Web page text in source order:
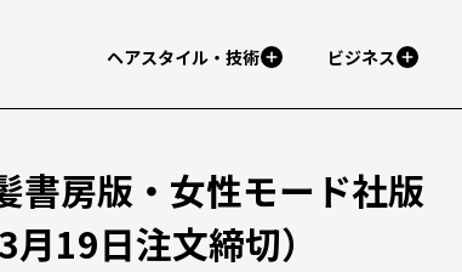
ヘアスタイル・技術 ビジネス
書房版・女性モード社版
19日注文締切）